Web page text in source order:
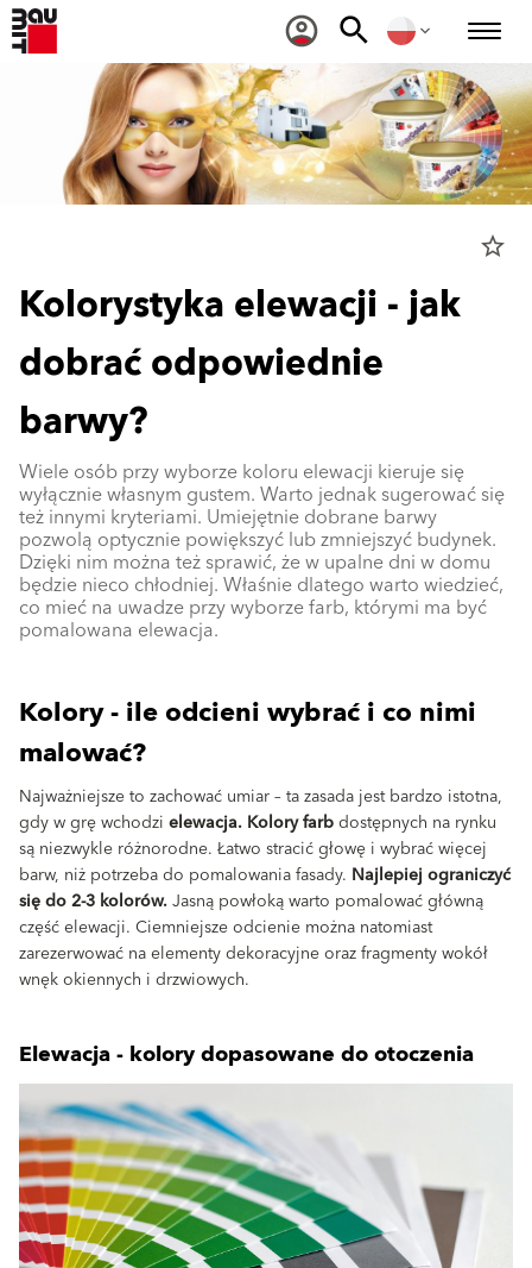
star_border
Kolorystyka elewacji - jak
dobrać odpowiednie
barwy?
Wiele osób przy wyborze koloru elewacji kieruje się
wyłącznie własnym gustem. Warto jednak sugerować się
też innymi kryteriami. Umiejętnie dobrane barwy
pozwolą optycznie powiększyć lub zmniejszyć budynek.
Dzięki nim można też sprawić, że w upalne dni w domu
będzie nieco chłodniej. Właśnie dlatego warto wiedzieć,
co mieć na uwadze przy wyborze farb, którymi ma być
pomalowana elewacja.
Kolory - ile odcieni wybrać i co nimi
malować?
Najważniejsze to zachować umiar – ta zasada jest bardzo istotna,
gdy w grę wchodzi elewacja. Kolory farbdostępnych na rynku
są niezwykle różnorodne. Łatwo stracić głowę i wybrać więcej
barw, niż potrzeba do pomalowania fasady. Najlepiej ograniczyć
się do 2-3 kolorów.Jasną powłoką warto pomalować główną
część elewacji. Ciemniejsze odcienie można natomiast
zarezerwować na elementy dekoracyjne oraz fragmenty wokół
wnęk okiennych i drzwiowych.
Elewacja - kolory dopasowane do otoczenia